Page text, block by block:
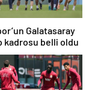
Galatasaray
kadrosu belli oldu